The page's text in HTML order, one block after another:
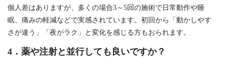
個人差はありますが、多くの場合3～5回の施術で日常動作や睡
眠、痛みの軽減などで実感されています。初回から「動かしやす
さが違う」「夜がラク」と変化を感じる方もおられます。
4．薬や注射と並行しても良いですか？